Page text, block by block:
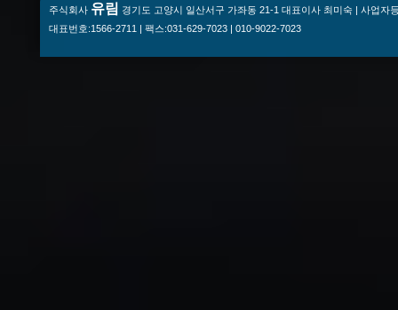
주식회사 유림 경기도 고양시 일산서구 가좌동 21-1 대표이사 최미숙 | 사업자
대표번호:1566-2711 | 팩스:031-629-7023 | 010-9022-7023